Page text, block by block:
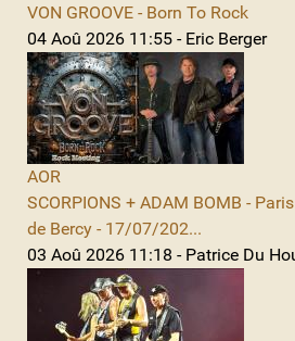
VON GROOVE - Born To Rock
04 Aoû 2026 11:55 - Eric Berger
AOR
SCORPIONS + ADAM BOMB -
de Bercy - 17/07/202...
03 Aoû 2026 11:18 - Patrice Du